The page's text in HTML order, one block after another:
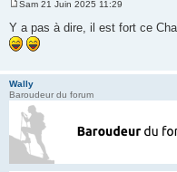
e
s
s
Sam 21 Juin 2025 11:29
Y a pas à dire, il est fort ce
Wally
Baroudeur du forum